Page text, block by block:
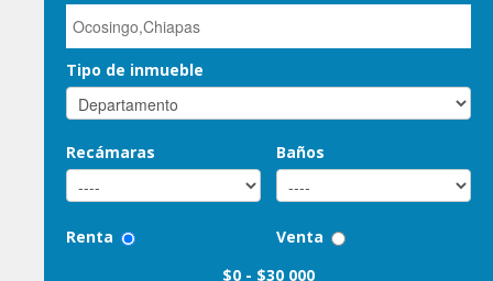
Tipo de inmueble
Recámaras Baños
Renta
Venta
$0 - $30 000